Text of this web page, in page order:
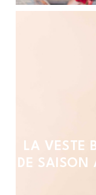
LA VESTE
DE